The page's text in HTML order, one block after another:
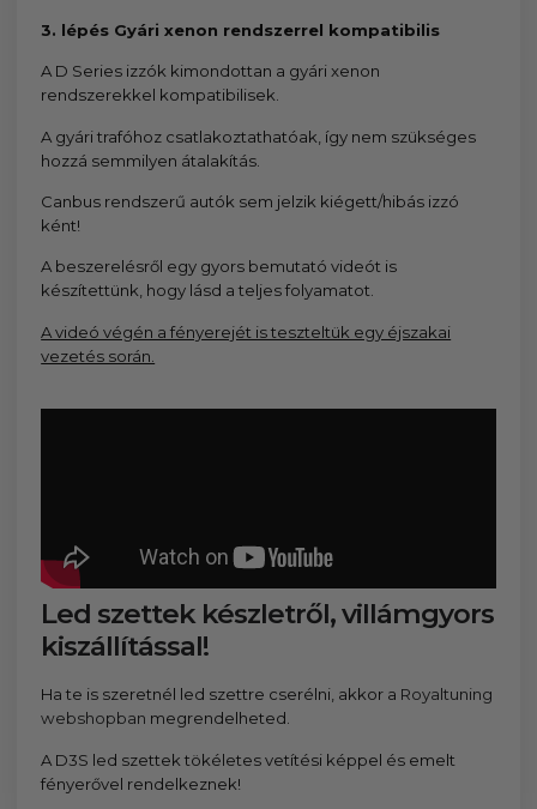
3. lépés Gyári xenon rendszerrel kompatibilis
A D Series izzók kimondottan a gyári xenon
rendszerekkel kompatibilisek.
A gyári trafóhoz csatlakoztathatóak, így nem szükséges
hozzá semmilyen átalakítás.
Canbus rendszerű autók sem jelzik kiégett/hibás izzó
ként!
A beszerelésről egy gyors bemutató videót is
készítettünk, hogy lásd a teljes folyamatot.
A videó végén a fényerejét is teszteltük egy éjszakai
vezetés során.
Led szettek készletről, villámgyors
kiszállítással!
Ha te is szeretnél led szettre cserélni, akkor a Royaltuning
webshopban megrendelheted.
A D3S led szettek tökéletes vetítési képpel és emelt
fényerővel rendelkeznek!